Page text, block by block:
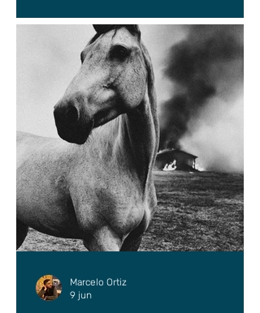
Marcelo Ortiz
9 jun